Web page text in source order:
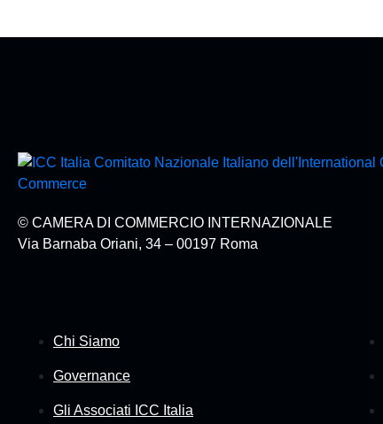
© CAMERA DI COMMERCIO INTERNAZIONALE
Via Barnaba Oriani, 34 – 00197 Roma
Chi Siamo
Governance
Gli Associati ICC Italia